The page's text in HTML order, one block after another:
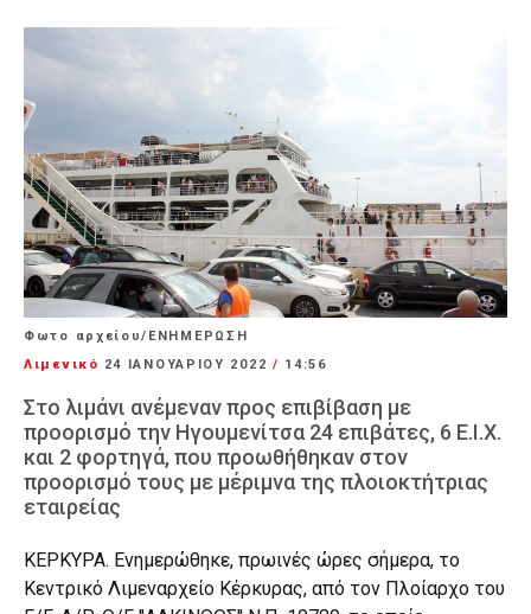
Φωτο αρχείου/ΕΝΗΜΕΡΩΣΗ
Λιμενικό 24 ΙΑΝΟΥΑΡΊΟΥ 2022 / 14:56
Στο λιμάνι ανέμεναν προς επιβίβαση με
προορισμό την Ηγουμενίτσα 24 επιβάτες, 6 Ε.Ι.Χ.
και 2 φορτηγά, που προωθήθηκαν στον
προορισμό τους με μέριμνα της πλοιοκτήτριας
εταιρείας
ΚΕΡΚΥΡΑ. Ενημερώθηκε, πρωινές ώρες σήμερα, το
Κεντρικό Λιμεναρχείο Κέρκυρας, από τον Πλοίαρχο του